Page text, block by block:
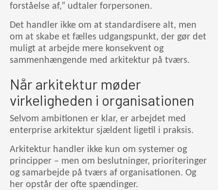
forståelse af,” udtaler forpersonen.
Det handler ikke om at standardisere alt, men
om at skabe et fælles udgangspunkt, der gør det
muligt at arbejde mere konsekvent og
sammenhængende med arkitektur på tværs.
Når arkitektur møder
virkeligheden i organisationen
Selvom ambitionen er klar, er arbejdet med
enterprise arkitektur sjældent ligetil i praksis.
Arkitektur handler ikke kun om systemer og
principper – men om beslutninger, prioriteringer
og samarbejde på tværs af organisationen. Og
her opstår der ofte spændinger.